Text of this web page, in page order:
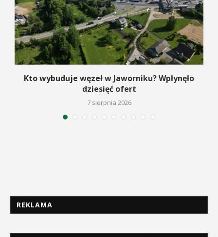
Kto wybuduje węzeł w Jaworniku? Wpłynęło
dziesięć ofert
7 sierpnia 2026
REKLAMA